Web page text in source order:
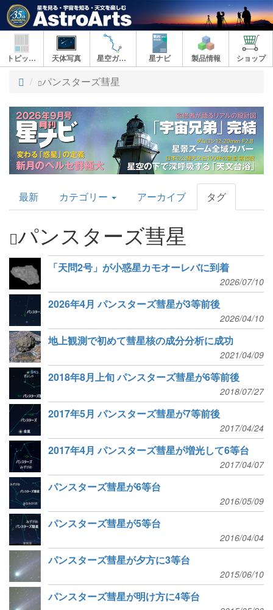
トピックス 天体写真 星空ガイド 星ナビ 製品情報 ショップ
ト
プ
パンスターズ彗星
AstroArts
Topics
最新 カテゴリー アーカイブ タグ
パンスターズ彗星
「天問2号」が小惑星カモオーレバに到着
2026/07/10
2026年4月 パンスターズ彗星が3等前後
2026/04/10
地上観測で初めて彗星核の成分分析に成功
2021/04/09
2018年8月上旬 パンスターズ彗星が6等前後
2018/07/27
2017年5月 パンスターズ彗星が7等前後
2017/04/24
2017年4月 パンスターズ彗星が増光して6等台
2017/04/07
パンスターズ彗星が6等台
2016/05/09
パンスターズ彗星が5等台
2016/04/04
パンスターズ彗星が夕方に3等台
2015/06/10
パンスターズ彗星が明け方に4等台